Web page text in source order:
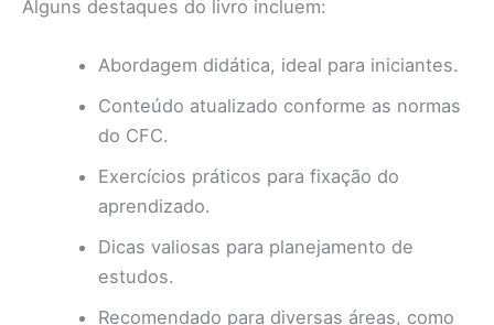
Alguns destaques do livro incluem:
Abordagem didática, ideal para iniciantes.
Conteúdo atualizado conforme as normas
do CFC.
Exercícios práticos para fixação do
aprendizado.
Dicas valiosas para planejamento de
estudos.
Recomendado para diversas áreas, como